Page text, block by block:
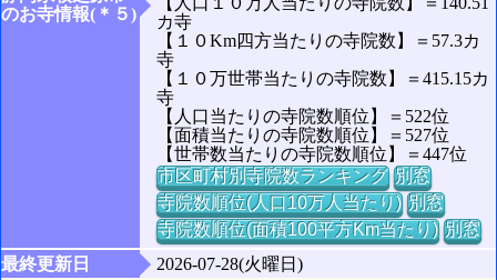
のお寺情報(＊５)
カ寺
【１０Km四方当たりの寺院数】＝57.3カ
寺
【１０万世帯当たりの寺院数】＝415.15カ
寺
【人口当たりの寺院数順位】＝522位
【面積当たりの寺院数順位】＝527位
【世帯数当たりの寺院数順位】＝447位
市区町村別寺院数ランキング 別窓
寺院数順位(人口10万人当たり) 別窓
寺院数順位(面積100平方Km当たり) 別窓
最終更新日
2026-07-28(火曜日)